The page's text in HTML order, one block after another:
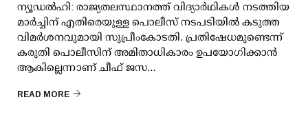
ന്യൂഡൽഹി: രാജ്യതലസ്ഥാനത്ത് വിദ്യാർഥികൾ നടത്തിയ
മാർച്ചിന് എതിരെയുള്ള പൊലീസ് നടപടിയിൽ കടുത്ത
വിമർശനവുമായി സുപ്രീംകോടതി. പ്രതിഷേധമുണ്ടെന്ന്
കരുതി പൊലീസിന് അമിതാധികാരം ഉപയോഗിക്കാൻ
ആകില്ലെന്നാണ് ചീഫ് ജസ...
READ MORE